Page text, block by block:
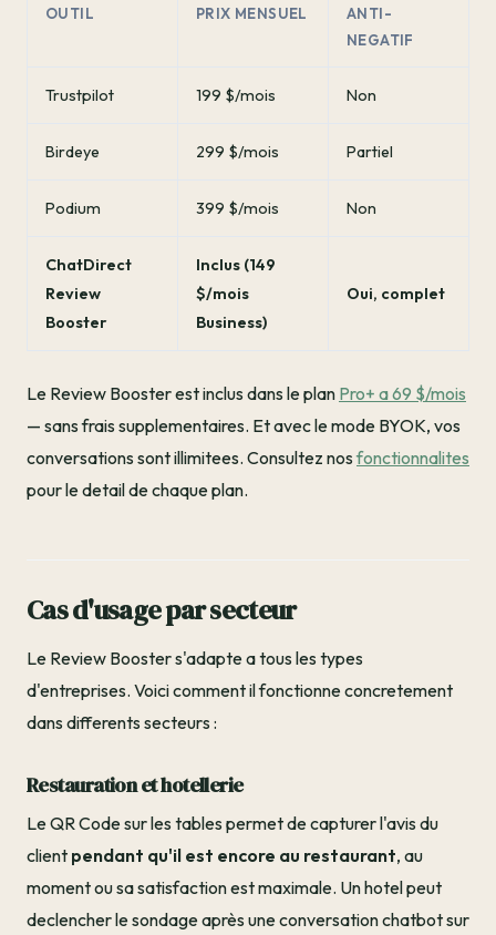
OUTIL PRIX MENSUEL
ANTI-
NEGATIF
Trustpilot 199 $/mois Non
Birdeye 299 $/mois Partiel
Podium 399 $/mois Non
ChatDirect
Review
Booster
Inclus (149
$/mois
Business)
Oui, complet
Le Review Booster est inclus dans le plan Pro+ a 69 $/mois
— sans frais supplementaires. Et avec le mode BYOK, vos
conversations sont illimitees. Consultez nosfonctionnalites
pour le detail de chaque plan.
Cas d'usage par secteur
Le Review Booster s'adapte a tous les types
d'entreprises. Voici comment il fonctionne concretement
dans differents secteurs :
Restauration et hotellerie
Le QR Code sur les tables permet de capturer l'avis du
client pendant qu'il est encore au restaurant, au
moment ou sa satisfaction est maximale. Un hotel peut
declencher le sondage après une conversation chatbot sur